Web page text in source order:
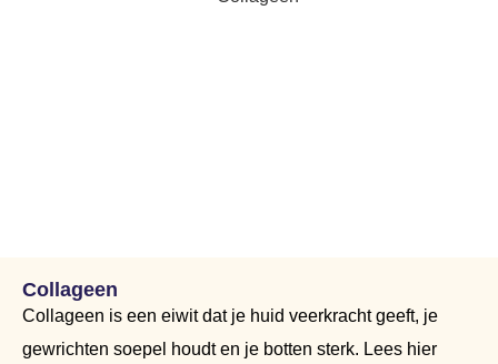
Collageen
Collageen is een eiwit dat je huid veerkracht geeft, je
gewrichten soepel houdt en je botten sterk. Lees hier